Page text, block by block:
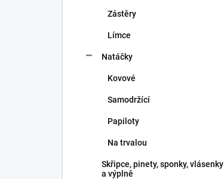
Zástěry
Límce
Natáčky
Kovové
Samodržící
Papiloty
Na trvalou
Skřipce, pinety, sponky, vlásenky
a výplně